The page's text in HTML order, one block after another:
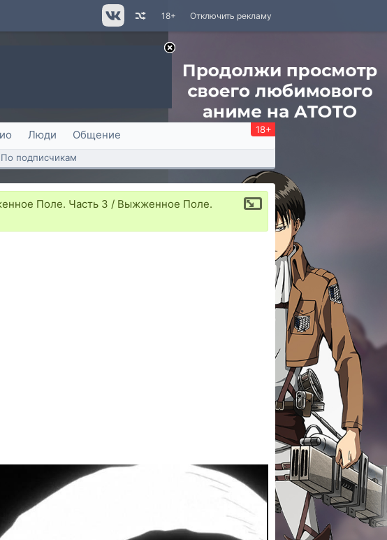
Отключить рекламу
18+
Люди Общение 18+
По подписчикам
Поле. Часть 3 / Выжженное Поле.